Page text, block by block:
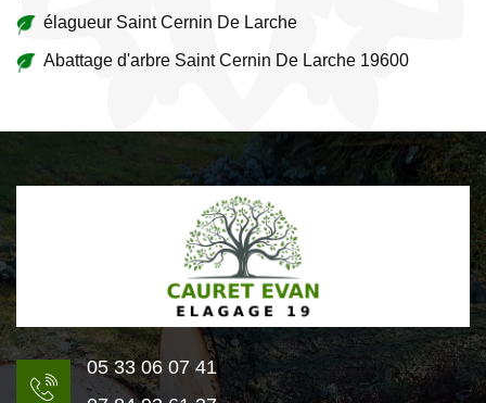
élagueur Saint Cernin De Larche
Abattage d'arbre Saint Cernin De Larche 19600
05 33 06 07 41